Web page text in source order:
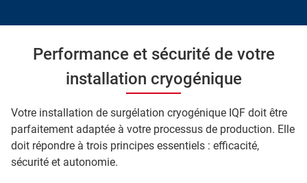
Performance et sécurité de votre
installation cryogénique
Votre installation de surgélation cryogénique IQF doit être
parfaitement adaptée à votre processus de production. Elle
doit répondre à trois principes essentiels : efficacité,
sécurité et autonomie.